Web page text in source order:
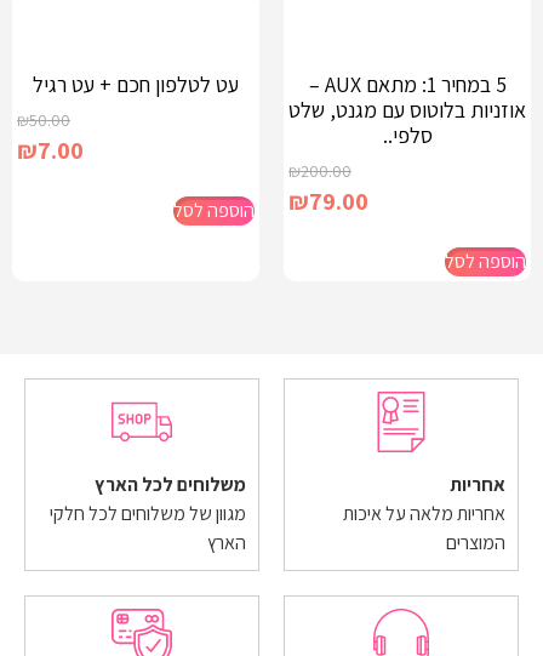
5 במחיר 1: מתאם AUX –
אוזניות בלוטוס עם מגנט, שלט
סלפי..
₪200.00
₪79.00
הוספה לסל
עט לטלפון חכם + עט רגיל
₪50.00
₪7.00
הוספה לסל
אחריות
אחריות מלאה על איכות
המוצרים
משלוחים לכל הארץ
מגוון של משלוחים לכל חלקי
הארץ